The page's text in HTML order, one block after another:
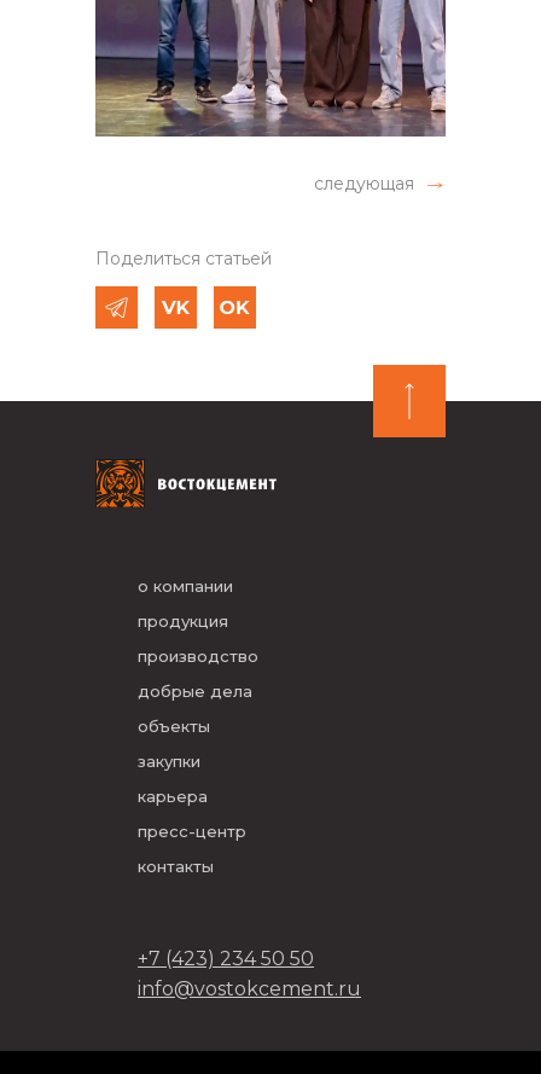
следующая
Поделиться статьей
о компании
продукция
производство
добрые дела
объекты
закупки
карьера
пресс-центр
контакты
+7 (423) 234 50 50
info@vostokcement.ru